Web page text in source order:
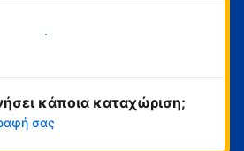
τώρα
κάποια καταχώριση;
σας